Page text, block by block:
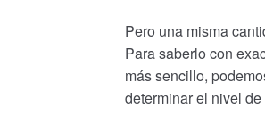
Pero una misma
Para saberlo con
más sencillo,
determinar el nivel